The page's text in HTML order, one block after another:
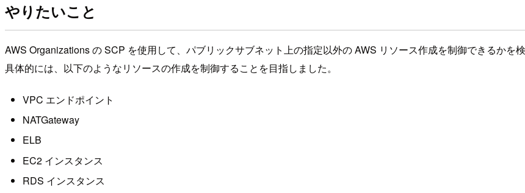
やりたいこと
AWS Organizations の SCP を使用して、パブリックサブネット上の指定以外の AWS リソース作成を制御できるかを検
具体的には、以下のようなリソースの作成を制御することを目指しました。
VPC エンドポイント
NATGateway
ELB
EC2 インスタンス
RDS インスタンス